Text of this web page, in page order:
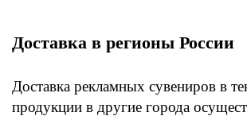
Доставка в регионы России
Доставка рекламных сувениров в
продукции в другие города